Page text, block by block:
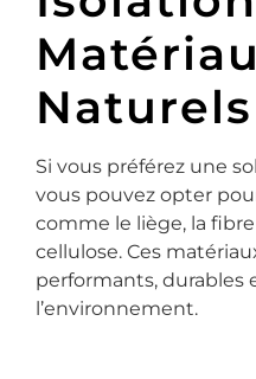
Naturels
Si vous préférez une
vous pouvez opter
comme le liège, la
cellulose. Ces
performants, durables
l’environnement.